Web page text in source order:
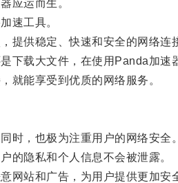
应运而生。
速工具。
供稳定、快速和安全的网络连
载大文件，在使用Panda加速
能享受到优质的网络服务。
，也极为注重用户的网络安全。
隐私和个人信息不会被泄露。
站和广告，为用户提供更加安